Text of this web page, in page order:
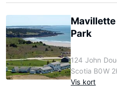
Mavillette
Park
124 John
Scotia B0W
Vis kort